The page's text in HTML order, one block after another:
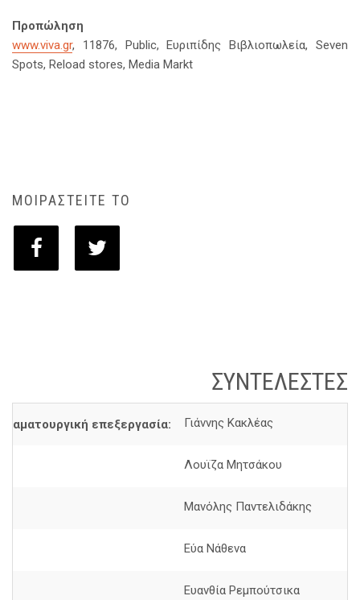
Προπώληση
www.viva.gr, 11876, Public, Ευριπίδης Βιβλιοπωλεία, Seven
Spots, Reload stores, Media Markt
ΜΟΙΡΑΣΤΕΙΤΕ ΤΟ
ΣΥΝΤΕΛΕΣΤΕΣ
επεξεργασία: Γιάννης Κακλέας
Λουϊζα Μητσάκου
Μανόλης Παντελιδάκης
Εύα Νάθενα
Ευανθία Ρεμπούτσικα